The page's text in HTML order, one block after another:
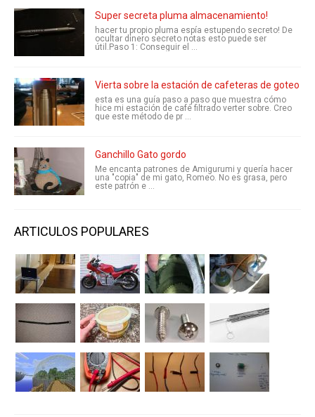
Super secreta pluma almacenamiento!
hacer tu propio pluma espía estupendo secreto! De
ocultar dinero secreto notas esto puede ser
útil.Paso 1: Conseguir el ...
Vierta sobre la estación de cafeteras de goteo
esta es una guía paso a paso que muestra cómo
hice mi estación de café filtrado verter sobre. Creo
que este método de pr ...
Ganchillo Gato gordo
Me encanta patrones de Amigurumi y quería hacer
una "copia" de mi gato, Romeo. No es grasa, pero
este patrón e ...
ARTICULOS POPULARES